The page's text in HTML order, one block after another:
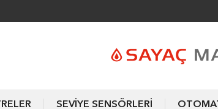
SEVİYE SENSÖRLERİ